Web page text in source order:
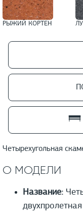
Четырехугольная
РЫЖИЙ КОРТЕН
О МОДЕЛИ
Название: